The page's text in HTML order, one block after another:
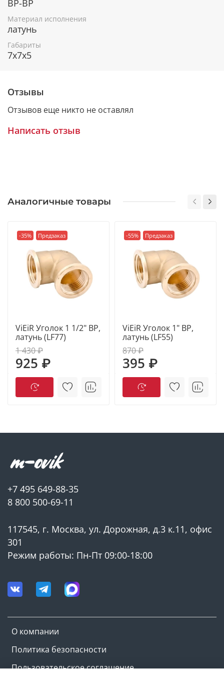
системах.
Преимущество резьбовых фитингов заключается в
их многократном использовании для соединения
как полимерных и металлополимерных, так и
стальных трубопроводов, также данные изделия
ВР-ВР
Материал исполнения
латунь
Габариты
7x7x5
Отзывы
Отзывов еще никто не оставлял
Написать отзыв
Аналогичные товары
-35% Предзаказ
ViEiR Уголок 1 1/2" ВР,
латунь (LF77)
1 430 ₽
925 ₽
-55% Предзаказ
ViEiR Уголок 1" ВР,
латунь (LF55)
870 ₽
395 ₽
О компании
Политика безопасности
Пользовательское соглашение
+7 495 649-88-35
8 800 500-69-11
117545, г. Москва, ул. Дорожная, д.3 к.11, офис
301
Режим работы: Пн-Пт 09:00-18:00